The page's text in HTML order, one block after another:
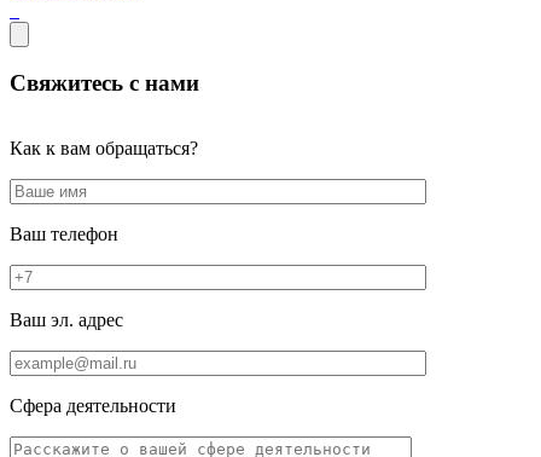
Свяжитесь с нами
Как к вам обращаться?
Ваш телефон
Ваш эл. адрес
Сфера деятельности